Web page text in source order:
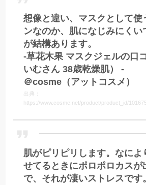
想像と違い、マスクとして使
ンなのか、肌になじみにくい
が結構あります。
-草花木果 マスクジェルの口
いむさん 38歳乾燥肌） -
＠cosme（アットコスメ）
出典：
https://www.cosme.net/product/product_id/
肌がピリピリします。なによ
せてるときにポロポロカスが
で、それが凄いストレスです